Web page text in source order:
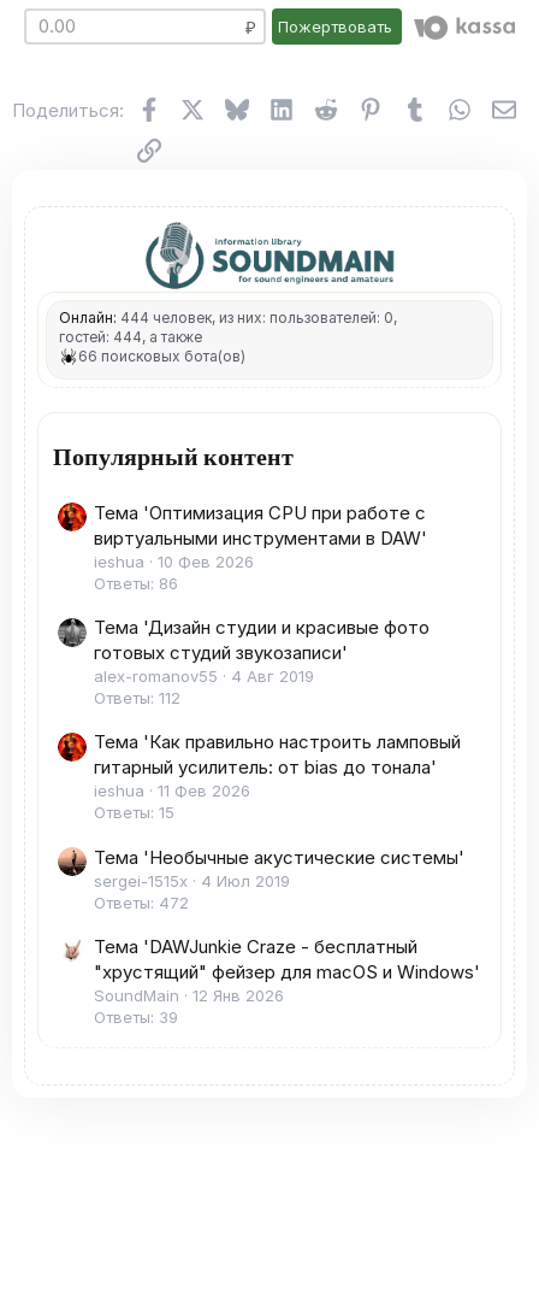
Пожертвовать
Поделиться: FacebookX (Twitter)
BlueskyLinkedInReddit Pinterest
Tumblr
Ссылка
Онлайн: 444 человек, из них: пользователей: 0,
гостей: 444, а также
66 поисковых бота(ов)
Популярный контент
Тема 'Оптимизация CPU при работе с
виртуальными инструментами в DAW'
ieshua
10 Фев 2026
Ответы: 86
Тема 'Дизайн студии и красивые фото
готовых студий звукозаписи'
alex-romanov55
4 Авг 2019
Ответы: 112
Тема 'Как правильно настроить ламповый
гитарный усилитель: от bias до тонала'
ieshua
11 Фев 2026
Ответы: 15
Тема 'Необычные акустические системы'
sergei-1515x
4 Июл 2019
Ответы: 472
Тема 'DAWJunkie Craze - бесплатный
"хрустящий" фейзер для macOS и Windows'
SoundMain
12 Янв 2026
Ответы: 39